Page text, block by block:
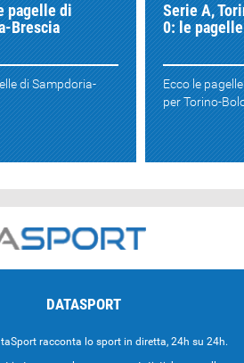
pagelle di
Brescia
di Sampdoria-
Serie A,
0: le pagelle
Ecco le
per Torino-
DATASPORT
racconta lo sport in diretta, 24h su 24h.